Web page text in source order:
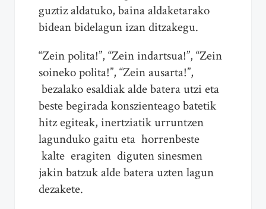
guztiz aldatuko, baina aldaketarako
bidean bidelagun izan ditzakegu.
“Zein polita!”, “Zein indartsua!”, “Zein
soineko polita!”, “Zein ausarta!”,
bezalako esaldiak alde batera utzi eta
beste begirada konszienteago batetik
hitz egiteak, inertziatik urruntzen
lagunduko gaitu eta horrenbeste
kalte eragiten diguten sinesmen
jakin batzuk alde batera uzten lagun
dezakete.